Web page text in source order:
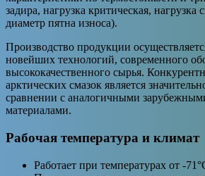
задира, нагрузка критическая,
диаметр пятна износа).
Производство продукции
новейших технологий, современного
высококачественного сырья.
арктических смазок является
сравнении с аналогичными
материалами.
Рабочая температура и климат
Работает при температурах от -